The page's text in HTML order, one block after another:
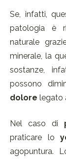
Se, infatti,
patologia è
naturale
minerale, la
sostanze,
possono
dolore legato
Nel caso di
praticare lo
agopuntura.